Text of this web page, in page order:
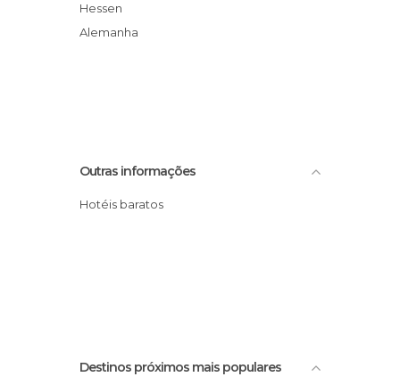
Hessen
Alemanha
Outras informações
Hotéis baratos
Destinos próximos mais populares